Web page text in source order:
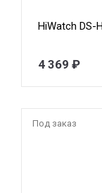
HiWatch DS-
4 369 ₽
Под заказ